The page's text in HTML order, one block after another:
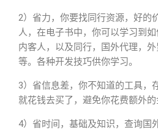
2）省力，你要找同行资源，好的
人，在电子书中，你可以学习到
内客人，以及同行，国外代理，
等。各种开发技巧供你学习。
3）省信息差，你不知道的工具，
就花钱去买了，避免你花费额外的
4）省时间，基础及知识，查询国